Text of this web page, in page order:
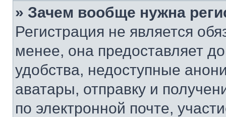
» Зачем вообще нужна
Регистрация не является
менее, она предоставляет
удобства, недоступные
аватары, отправку и
по электронной почте,